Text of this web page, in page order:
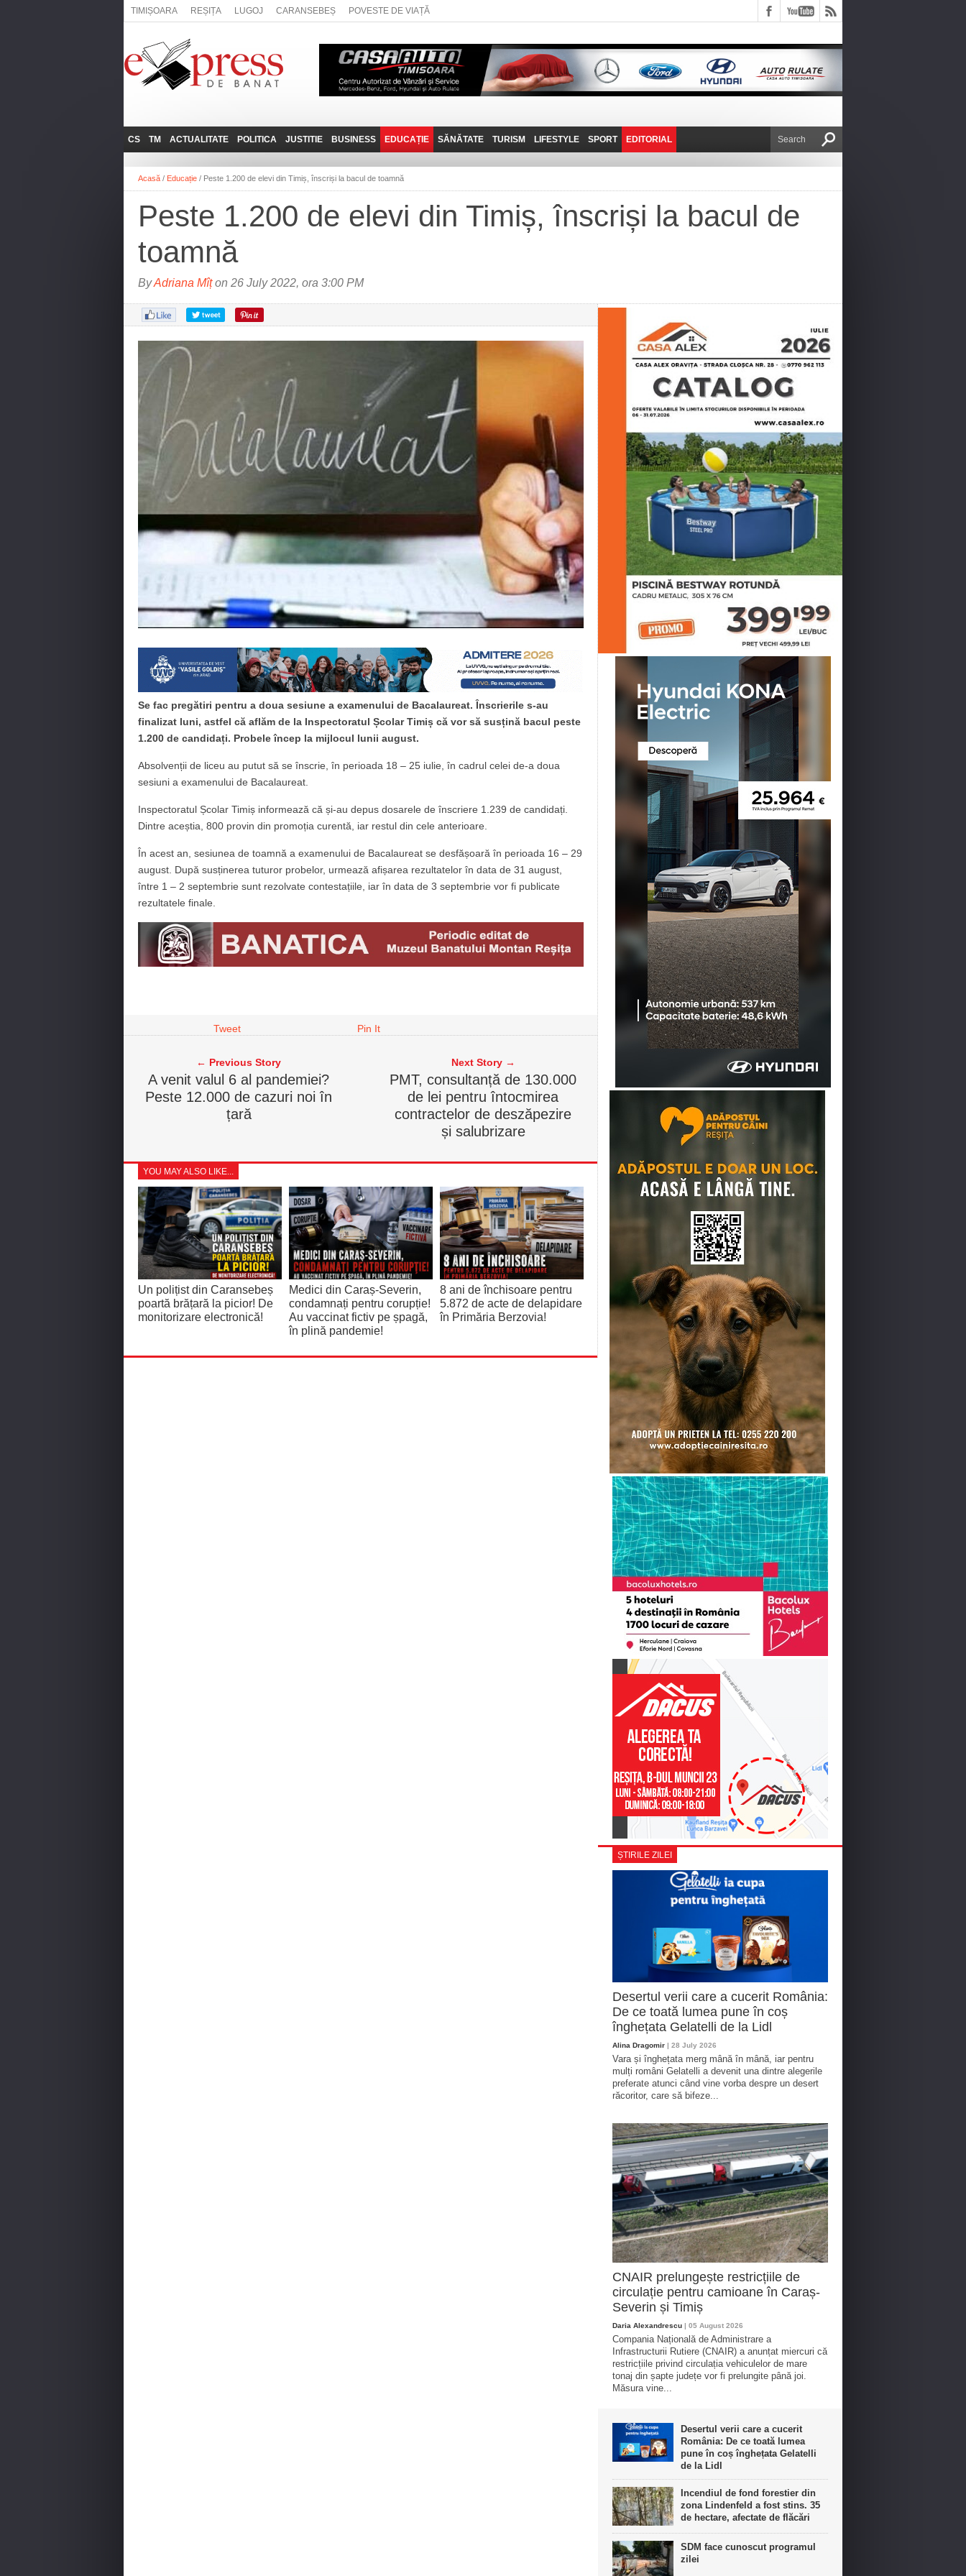
TIMIȘOARA REȘIȚA LUGOJ CARANSEBEȘ POVESTE DE VIAȚĂ
CS
REȘIȚA
CARANSEBEȘ
ANINA
BOCŞA
ORAVIȚA
OȚELU ROŞU
TM
LUGOJ
TIMIȘOARA
ACTUALITATE
ADMINISTRATIE
NAȚIONAL
SOCIAL
POLITICA
EXPRESSLIVE
INTERVIURILE
JUSTITIE BUSINESS
JOB-URI
TEHNIT
EDUCAȚIE SĂNĂTATE TURISM
PRIN MUNȚII
FANTASTICUL BANAT
LIFESTYLE
POVESTE DE VIAȚĂ
SPORT EDITORIAL
DE VICTOR NAFIRU
Acasă / Educație / Peste 1.200 de elevi din Timiș, înscriși la bacul de toamnă
Peste 1.200 de elevi din Timiș, înscriși la bacul de
toamnă
ByAdriana Mîțon 26 July 2022, ora 3:00 PM
Se fac pregătiri pentru a doua sesiune a examenului de Bacalaureat. Înscrierile s-au
finalizat luni, astfel că aflăm de la Inspectoratul Școlar Timiș că vor să susțină bacul peste
1.200 de candidați. Probele încep la mijlocul lunii august.
Absolvenții de liceu au putut să se înscrie, în perioada 18 – 25 iulie, în cadrul celei de-a doua
sesiuni a examenului de Bacalaureat.
Inspectoratul Școlar Timiș informează că și-au depus dosarele de înscriere 1.239 de candidați.
Dintre aceștia, 800 provin din promoția curentă, iar restul din cele anterioare.
În acest an, sesiunea de toamnă a examenului de Bacalaureat se desfășoară în perioada 16 – 29
august. După susținerea tuturor probelor, urmează afișarea rezultatelor în data de 31 august,
între 1 – 2 septembrie sunt rezolvate contestațiile, iar în data de 3 septembrie vor fi publicate
rezultatele finale.
Tweet Pin It
← Previous Story
A venit valul 6 al pandemiei?
Peste 12.000 de cazuri noi în
țară
Next Story →
PMT, consultanță de 130.000
de lei pentru întocmirea
contractelor de deszăpezire
și salubrizare
YOU MAY ALSO LIKE...
Un polițist din Caransebeș
poartă brățară la picior! De
monitorizare electronică!
Medici din Caraș-Severin,
condamnați pentru corupție!
Au vaccinat fictiv pe șpagă,
în plină pandemie!
8 ani de închisoare pentru
5.872 de acte de delapidare
în Primăria Berzovia!
ȘTIRILE ZILEI
Desertul verii care a cucerit România:
De ce toată lumea pune în coș
înghețata Gelatelli de la Lidl
Alina Dragomir | 28 July 2026
Vara și înghețata merg mână în mână, iar pentru
mulți români Gelatelli a devenit una dintre alegerile
preferate atunci când vine vorba despre un desert
răcoritor, care să bifeze...
CNAIR prelungește restricțiile de
circulație pentru camioane în Caraș-
Severin și Timiș
Daria Alexandrescu | 05 August 2026
Compania Națională de Administrare a
Infrastructurii Rutiere (CNAIR) a anunțat miercuri că
restricțiile privind circulația vehiculelor de mare
tonaj din șapte județe vor fi prelungite până joi.
Măsura vine...
Desertul verii care a cucerit
România: De ce toată lumea
pune în coș înghețata Gelatelli
de la Lidl
Incendiul de fond forestier din
zona Lindenfeld a fost stins. 35
de hectare, afectate de flăcări
SDM face cunoscut programul
zilei